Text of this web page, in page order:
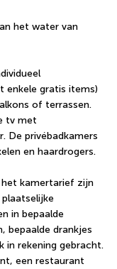
het water van
enkele gratis items)
of terrassen.
tv met
De privébadkamers
en haardrogers.
kamertarief zijn
in bepaalde
bepaalde drankjes
in rekening gebracht.
een restaurant